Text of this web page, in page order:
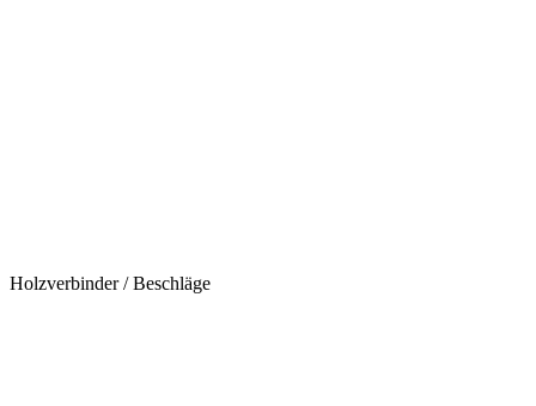
Holzverbinder / Beschläge